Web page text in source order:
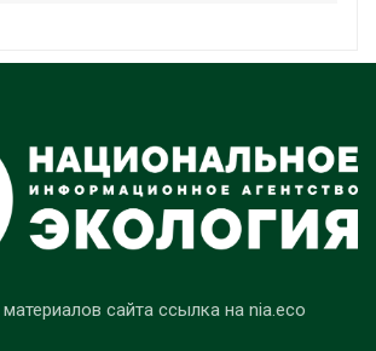
сайта ссылка на nia.eco